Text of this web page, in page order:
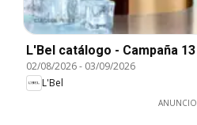
L'Bel catálogo - Campaña 13
02/08/2026- 03/09/2026
L'Bel
ANUNCIO